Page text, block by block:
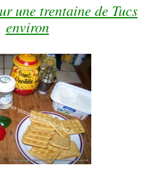
une trentaine de Tucs
environ